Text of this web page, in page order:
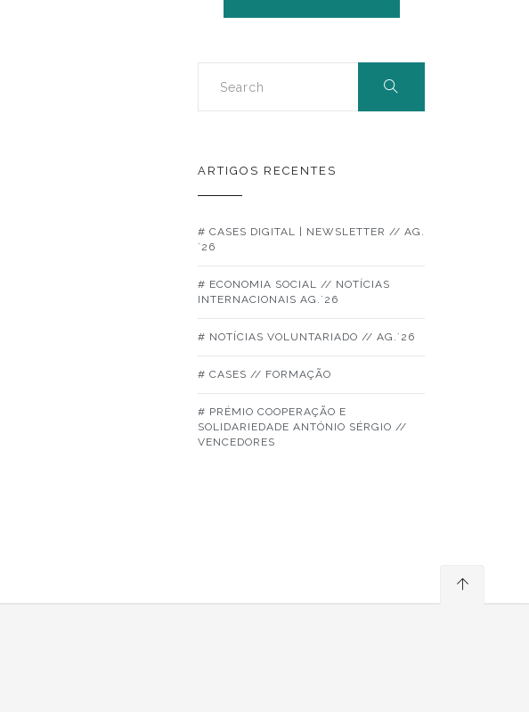
ARTIGOS RECENTES
# CASES DIGITAL | NEWSLETTER // AG.
´26
# ECONOMIA SOCIAL // NOTÍCIAS
INTERNACIONAIS AG.´26
# NOTÍCIAS VOLUNTARIADO // AG.´26
# CASES // FORMAÇÃO
# PRÉMIO COOPERAÇÃO E
SOLIDARIEDADE ANTÓNIO SÉRGIO //
VENCEDORES